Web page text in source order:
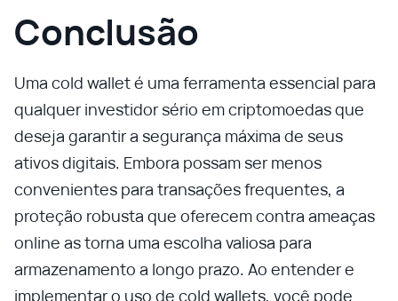
Conclusão
Uma cold wallet é uma ferramenta essencial para
qualquer investidor sério em criptomoedas que
deseja garantir a segurança máxima de seus
ativos digitais. Embora possam ser menos
convenientes para transações frequentes, a
proteção robusta que oferecem contra ameaças
online as torna uma escolha valiosa para
armazenamento a longo prazo. Ao entender e
implementar o uso de cold wallets, você pode